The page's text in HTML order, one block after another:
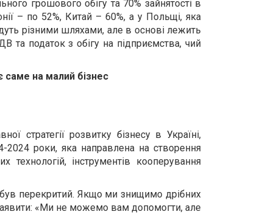
грошового обігу та 70% зайнятості в
– по 52%, Китай – 60%, а у Польщі, яка
різними шляхами, але в основі лежить
та податок з обігу на підприємства, чий
саме на малий бізнес
стратегії розвитку бізнесу в Україні,
2024 роки, яка направлена на створення
інструментів кооперування
був перекритий. Якщо ми знищимо дрібних
«Ми не можемо вам допомогти, але